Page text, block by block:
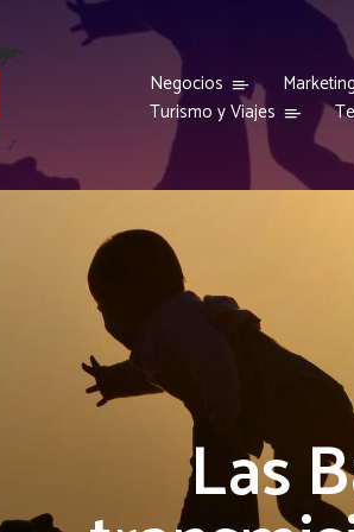
Negocios
Turismo y Viajes
Las